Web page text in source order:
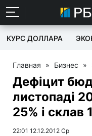
КУРС ДОЛЛАРА
Главная » Бизнес »
Дефіцит
листопаді
25% і
22:01 12.12.2012 Ср